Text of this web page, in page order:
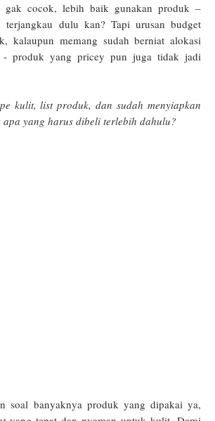
gak cocok, lebih baik gunakan produk –
dulu kan? Tapi urusan budget
kalaupun memang sudah berniat alokasi
- produk yang pricey pun juga tidak jadi
kulit, list produk, dan sudah menyiapkan
yang harus dibeli terlebih dahulu?
soal banyaknya produk yang dipakai ya,